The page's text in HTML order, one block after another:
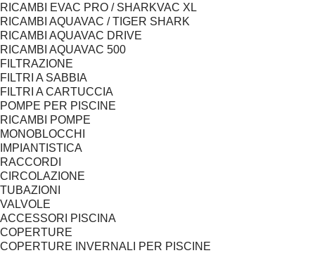
RICAMBI EVAC PRO / SHARKVAC XL
RICAMBI AQUAVAC / TIGER SHARK
RICAMBI AQUAVAC DRIVE
RICAMBI AQUAVAC 500
FILTRAZIONE
FILTRI A SABBIA
FILTRI A CARTUCCIA
POMPE PER PISCINE
RICAMBI POMPE
MONOBLOCCHI
IMPIANTISTICA
RACCORDI
CIRCOLAZIONE
TUBAZIONI
VALVOLE
ACCESSORI PISCINA
COPERTURE
COPERTURE INVERNALI PER PISCINE